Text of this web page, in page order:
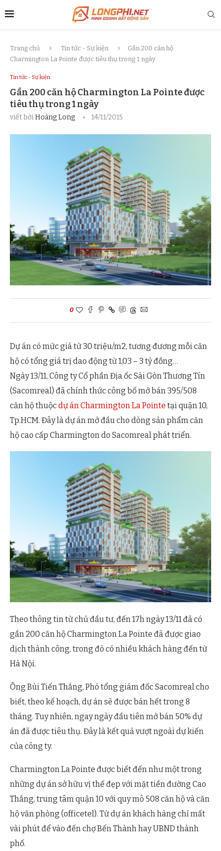
Trang chủ Tin tức - Sự kiện
Gần 200 căn hộ
Charmington La Pointe được tiêu thụ trong 1 ngày
Tin tức - Sự kiện
Gần 200 căn hộ Charmington La Pointe được
tiêu thụ trong 1 ngày
viết bởiHoàng Long 14/11/2015
0
Dự án có mức giá từ 30 triệu/m2, tương đương mỗi căn
hộ có tổng giá trị dao động từ 1,03 – 3 tỷ đồng…
Ngày 13/11, Công ty Cổ phần Địa ốc Sài Gòn Thương Tín
(Sacomreal) đã chính thức công bố mở bán 395/508
căn hộ thuộcdự án Charmington La Pointe tại quận 10,
Tp.HCM. Đây là dự án mở đầu cho dòng sản phẩm căn
hộ cao cấp Charmington do Sacomreal phát triển.
Theo thông tin từ chủ đầu tư, đến 17h ngày 13/11 đã có
gần 200 căn hộ Charmington La Pointe đã được giao
dịch thành công, trong đó có nhiều khách hàng đến từ
Hà Nội.
Ông Bùi Tiến Thắng, Phó tổng giám đốc Sacomreal cho
biết, theo kế hoạch, dự án sẽ được bán hết trong 8
tháng. Tuy nhiên, ngay ngày đầu tiên mở bán 50% dự
án đã được tiêu thụ. Đây là kết quả vượt ngoài dự kiến
của công ty.
Charmington La Pointe được biết đến như một trong
những dự án sở hữu vị thế đẹp với mặt tiền đường Cao
Thắng, trung tâm quận 10 với quy mô 508 căn hộ và căn
hộ văn phòng (officetel). Từ dự án khách hàng chỉ mất
vài phút để vào đến chợ Bến Thành hay UBND thành
phố.